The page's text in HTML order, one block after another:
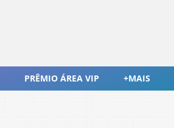
PRÊMIO ÁREA VIP +MAIS